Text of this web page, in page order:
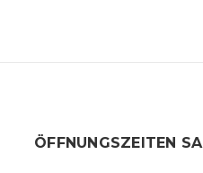
ÖFFNUNGSZEITEN